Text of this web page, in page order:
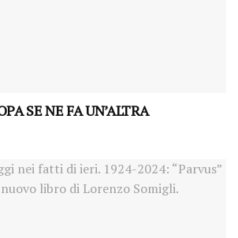
SE NE FA UN’ALTRA